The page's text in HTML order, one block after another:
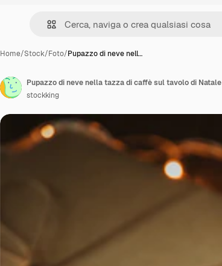
Home/Stock/Foto/Pupazzo di neve nell…
Pupazzo di neve nella tazza di caffè sul tavolo di Natale
stockking